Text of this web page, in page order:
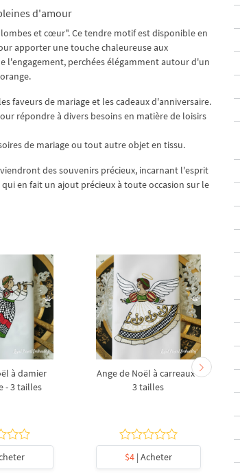
d'amour
et cœur". Ce tendre motif est disponible en
apporter une touche chaleureuse aux
l'engagement, perchées élégamment autour d'un
faveurs de mariage et les cadeaux d'anniversaire.
répondre à divers besoins en matière de loisirs
de mariage ou tout autre objet en tissu.
des souvenirs précieux, incarnant l'esprit
en fait un ajout précieux à toute occasion sur le
à damier
- 3 tailles
Ange de Noël à carreaux -
3 tailles
$4| Acheter